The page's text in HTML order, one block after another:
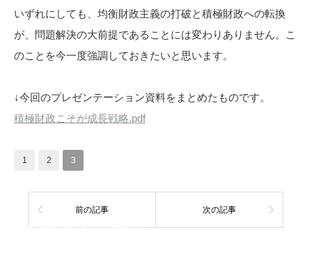
いずれにしても、均衡財政主義の打破と積極財政への転換
が、問題解決の大前提であることには変わりありません。こ
のことを今一度強調しておきたいと思います。
↓今回のプレゼンテーション資料をまとめたものです。
積極財政こそが成長戦略.pdf
1 2 3
前の記事 次の記事